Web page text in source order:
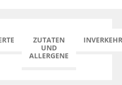
ZUTATEN
UND
ALLERGENE